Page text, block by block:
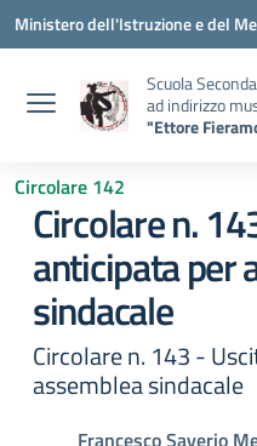
Vai ai contenuti
Vai al menu di navigazione
Vai al footer
Ministero dell'Istruzione e del
Scuola
ad indirizzo
"Ettore
Circolare 142
Circolare n.
anticipata per
sindacale
Circolare n. 143 -
assemblea sindacale
Francesco Saverio